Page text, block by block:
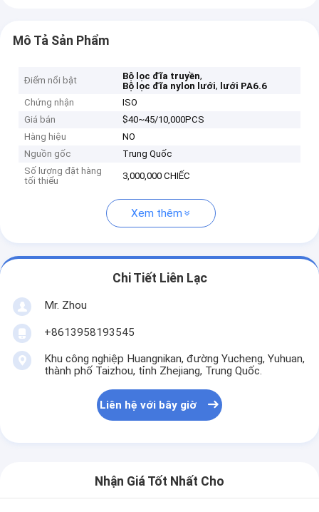
Mô Tả Sản Phẩm
Điểm nổi bật Bộ lọc đĩa truyền,
Bộ lọc đĩa nylon lưới, lưới PA6.6
Chứng nhận
ISO
Giá bán
$40~45/10,000PCS
Hàng hiệu
NO
Nguồn gốc
Trung Quốc
Số lượng đặt hàng
tối thiểu
3,000,000 CHIẾC
Xem thêm
Chi Tiết Liên Lạc
Mr. Zhou
+8613958193545
Khu công nghiệp Huangnikan, đường Yucheng, Yuhuan,
thành phố Taizhou, tỉnh Zhejiang, Trung Quốc.
Liên hệ với bây giờ
Nhận Giá Tốt Nhất Cho